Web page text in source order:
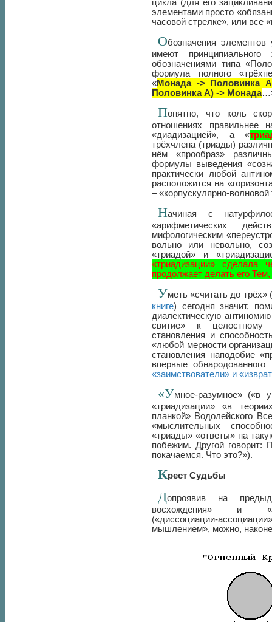
цикла (для его
элементами просто
часовой стрелке», или все
Обозначения
имеют
обозначениями типа
формула полного
«Монада -> Половинка
Половинка А) -> Монада
Понятно, что коль
отношениях правильнее
«диадизацией», а «
трёхчлена (триады)
нём «прообраз»
формулы выведения
практически любой
расположится на
– «корпускулярно-
Начиная с
«арифметических
мифологическим
вольно или невольно,
«триадой» и
«триадизации» сделала
продолжает делать его
Уметь «считать до
книге) сегодня значит,
диалектическую
свитие» к целостному
становления и
«любой мерности
становления наподобие
впервые
«заимствователи» и
«Умное-разумное» («в
«триадизации» «в
планкой» Водолейского
«мыслительных
«триады» «ответы» на
побежим. Другой говорит:
покачаемся. Что это?»).
Крест Судьбы
Допроявив на
восхождения» и
(«диссоциации-
мышлением», можно,